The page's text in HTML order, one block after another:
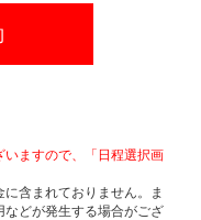
ますので、「日程選択画
含まれておりません。ま
どが発生する場合がござ